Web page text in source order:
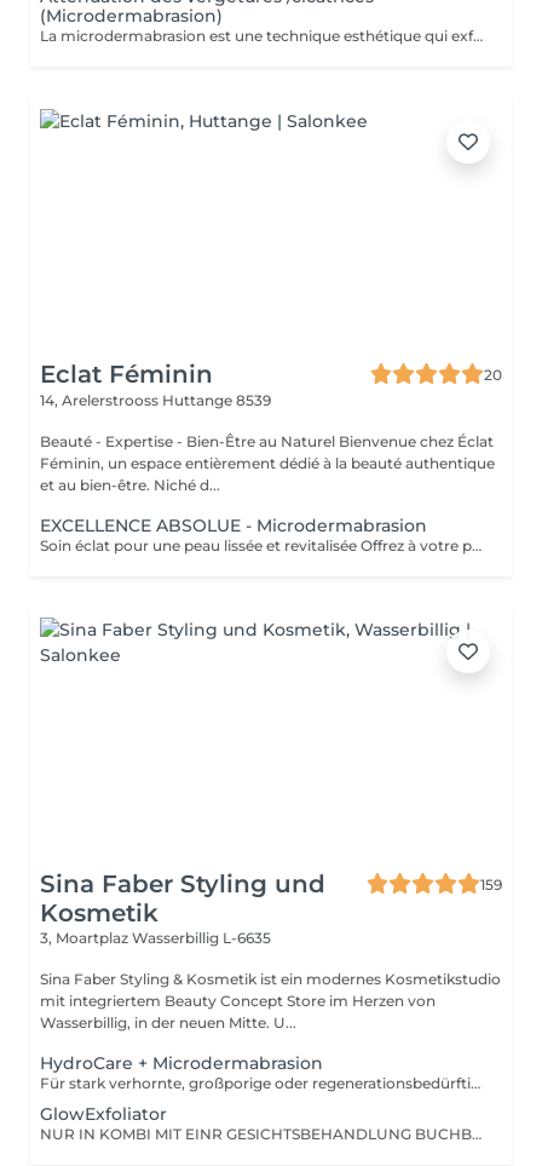
(Microdermabrasion)
La microdermabrasion est une technique esthétique qui exfolie la peau en profondeur pour améliorer son apparence. Elle est souvent utilisée pour traiter les vergetures et les cicatrices en stimulant le renouvellement cellulaire et la production de collagène.
Eclat Féminin
20
14, Arelerstrooss Huttange 8539
Beauté - Expertise - Bien-Être au Naturel Bienvenue chez Éclat
Féminin, un espace entièrement dédié à la beauté authentique
et au bien-être. Niché d...
EXCELLENCE ABSOLUE - Microdermabrasion
Soin éclat pour une peau lissée et revitalisée Offrez à votre peau un éclat immédiat grâce à la microdermabrasion, une technique douce qui stimule la régénération, lisse les ridules et révèle un teint plus lumineux et uniforme. Sans douleur, ce soin laisse la peau propre, fraîche et visiblement rajeunie dès les premières séances. Comment cela fonctionne : Une abrasion douce associée à une aspiration délicate élimine les impuretés, affine le grain de peau et aide à maintenir une apparence plus jeune et éclatante. En option, les ultrasons renforcent les effets en stimulant la circulation et en favorisant la pénétration des actifs, laissant la peau visiblement plus fraîche et revitalisée. Les bienfaits : - Peau lisse et douce - Teint éclatant - Peau raffermie et tonifiée - Aspect plus jeune et visiblement revitalisé - Pores resserrés et peau purifiée Découvrez l'ensemble de mes rituels et prestations exclusives sur: www.eclat-feminin.lu - SCROLLER VERS LE HAUT - DESCRIPTION -
Sina Faber Styling und
Kosmetik
159
3, Moartplaz Wasserbillig L-6635
Sina Faber Styling & Kosmetik ist ein modernes Kosmetikstudio
mit integriertem Beauty Concept Store im Herzen von
Wasserbillig, in der neuen Mitte. U...
HydroCare + Microdermabrasion
Für stark verhornte, großporige oder regenerationsbedürftige Haut. Diese Behandlung kombiniert das Beste aus zwei Welten: Die 6-Stufen-Pflegekraft unserer HYDROcare Advanced-Technologie + eine präzise Diamant-Mikrodermabrasion. Ideal für Hautbilder, bei denen Reinigung allein nicht mehr reicht und echte Strukturverbesserung gefragt ist. Was macht den Unterschied? Im Vergleich zur klassischen HYDROcare-Behandlung starten wir hier mit einer zusätzlichen Mikrodermabrasion. Dabei werden abgestorbene Hautzellen gezielt abgetragen sanft, aber effektiv. Das macht die Haut aufnahmefähiger, aktiviert die Regeneration und schafft die perfekte Basis für alle darauffolgenden Schritte. Das Ergebnis: glatter, feiner, durchfeuchteter und mit maximalem Glow. Behandlungsaufbau 7 Schritte zum Glow 1. DIAMANT-MIKRODERMABRASION Gezielte Abtragung der obersten Hautschicht gegen Verhornungen, grobe Struktur & müden Teint 2-7: Alle 6 HYDROcare Advanced Schritte CLEAN: Spirulina & Pentylene Glycol PEEL: Milchsäure & Glykolsäure DETOX: Kamille & Hamamelis REFRESH: Hyaluronsäure & Vitamin C OXYGEN GUN: Tiefenwirksame Essenzen DERMA PRESSURE: Druckluft für maximale Wirkstoffaufnahme Besonders geeignet bei: -Unreiner, grobporiger oder verdickter Haut -Reifer oder regenerationsbedürftiger Haut -Raucherhaut mit grauem, fahlem Teint -Haut, die schon vieles ausprobiert hat aber noch nicht angekommen ist
GlowExfoliator
NUR IN KOMBI MIT EINR GESICHTSBEHANDLUNG BUCHBAR! Sanfte, kontrollierte Microdermabrasion. Entfernt verhornte Zellen für ein gleichmäßiges Hautbild.